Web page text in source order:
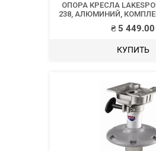
ОПОРА КРЕСЛА
238, АЛЮМИНИЙ,
₴5 449.00
КУПИТЬ